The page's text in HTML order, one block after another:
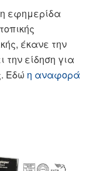
εφημερίδα
έκανε την
είδηση για
Εδώ η αναφορά